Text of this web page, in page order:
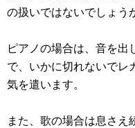
の扱いではないでしょう
ピアノの場合は、音を出
で、いかに切れないでレ
気を遣います。
また、歌の場合は息さえ